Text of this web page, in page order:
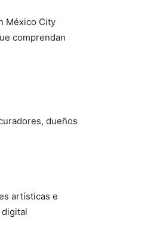
México City
comprendan
dueños
artísticas e